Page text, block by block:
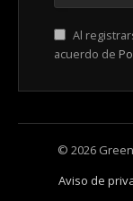
Al
acuerdo de
© 2026
Aviso de